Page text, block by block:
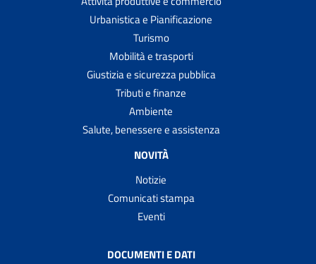
Urbanistica e Pianificazione
Turismo
Mobilità e trasporti
Giustizia e sicurezza pubblica
Tributi e finanze
Ambiente
Salute, benessere e assistenza
NOVITÀ
Notizie
Comunicati stampa
Eventi
DOCUMENTI E DATI